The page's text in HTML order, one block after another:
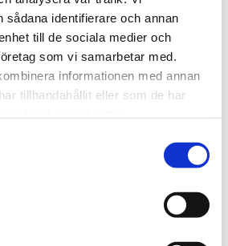
sådana identifierare och annan
till de sociala medier och
som vi samarbetar med.
informationen med annan
tillhandahållit eller som de har
720600
Lättmonterad
lasthållarfot för Thule
Edge-takräcken, för
fordon med integrerad
reling.
2 525kr
2 635kr